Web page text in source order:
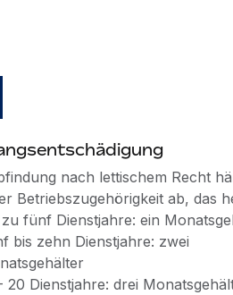
nach lettischem Recht
Betriebszugehörigkeit ab, das
zu fünf Dienstjahre: ein
bis zehn Dienstjahre: zwei
20 Dienstjahre: drei